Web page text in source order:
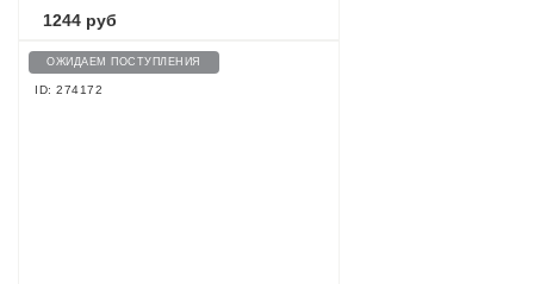
BAND 6, ЧЕРНЫЙ
1244 руб
ОЖИДАЕМ ПОСТУПЛЕНИЯ
ID: 274172